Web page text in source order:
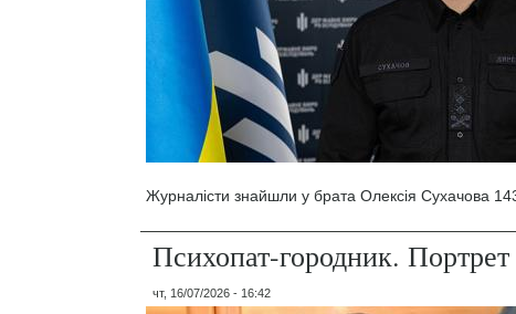
Журналісти знайшли у брата Олексія Сухачова
Психопат-городник.
чт, 16/07/2026 - 16:42